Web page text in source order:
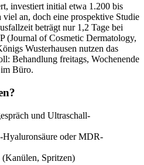
investiert initial etwa 1.200 bis
an, doch eine prospektive Studie
beträgt nur 1,2 Tage bei
(Journal of Cosmetic Dermatology,
Wusterhausen nutzen das
Behandlung freitags, Wochenende
Büro.
und Ultraschall-
oder MDR-
(Kanülen, Spritzen)